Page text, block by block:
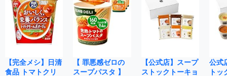
【完全メシ】日清
食品 トマトクリ
【 罪悪感ゼロの
スープパスタ 】
【公式店】スープ
ストックトーキョ
公式
ト